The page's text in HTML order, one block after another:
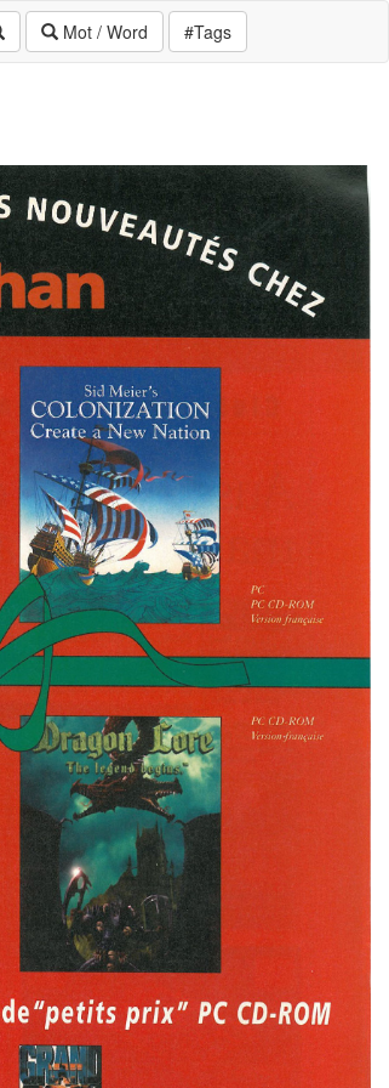
Mot / Word #Tags